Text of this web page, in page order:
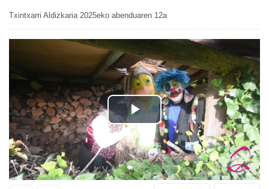
Txintxarri Aldizkaria 2025eko abenduaren 12a